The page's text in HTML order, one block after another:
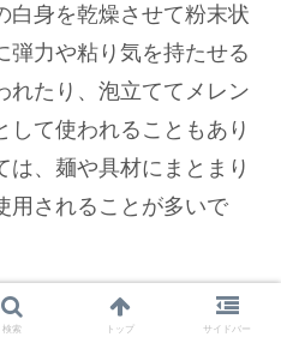
身を乾燥させて粉末状
弾力や粘り気を持たせる
れたり、泡立ててメレン
して使われることもあり
は、麺や具材にまとまり
用されることが多いで
脂大豆を主原料とし、
検索 トップ サイドバー